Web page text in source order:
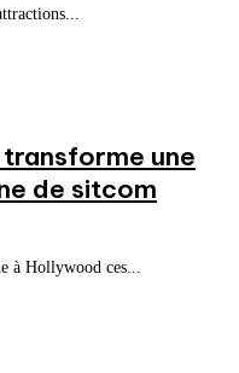
transforme une
de sitcom
à Hollywood ces...